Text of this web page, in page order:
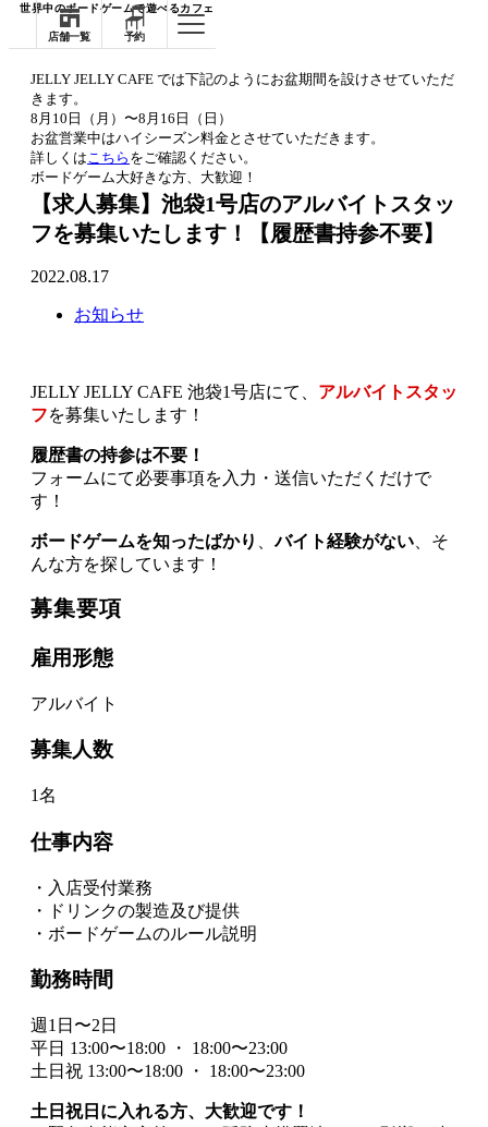
世界中のボードゲームで遊べるカフェ
店舗一覧 予約
JELLY JELLY CAFE では下記のようにお盆期間を設けさせていただ
きます。
8月10日（月）〜8月16日（日）
お盆営業中はハイシーズン料金とさせていただきます。
詳しくはこちら をご確認ください。
ボードゲーム大好きな方、大歓迎！
【求人募集】池袋1号店のアルバイトスタッ
フを募集いたします！【履歴書持参不要】
2022.08.17
お知らせ
JELLY JELLY CAFE 池袋1号店にて、 アルバイトスタッ
フを募集いたします！
履歴書の持参は不要！
フォームにて必要事項を入力・送信いただくだけで
す！
ボードゲームを知ったばかり 、バイト経験がない 、そ
んな方を探しています！
募集要項
雇用形態
アルバイト
募集人数
1名
仕事内容
・入店受付業務
・ドリンクの製造及び提供
・ボードゲームのルール説明
勤務時間
週1日〜2日
平日 13:00〜18:00 ・ 18:00〜23:00
土日祝 13:00〜18:00 ・ 18:00〜23:00
土日祝日に入れる方、大歓迎です！